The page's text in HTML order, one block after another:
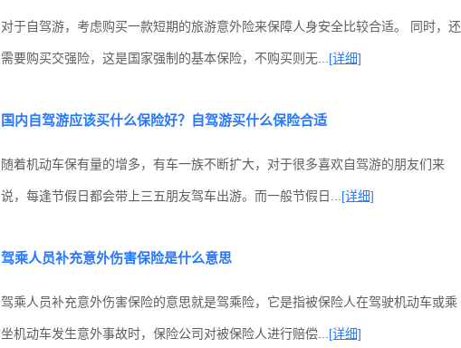
对于自驾游，考虑购买一款短期的旅游意外险来保障人身安全比较合适。 同时，还
需要购买交强险，这是国家强制的基本保险，不购买则无... [详细]
国内自驾游应该买什么保险好？自驾游买什么保险合适
随着机动车保有量的增多，有车一族不断扩大，对于很多喜欢自驾游的朋友们来
说，每逢节假日都会带上三五朋友驾车出游。而一般节假日... [详细]
驾乘人员补充意外伤害保险是什么意思
驾乘人员补充意外伤害保险的意思就是驾乘险，它是指被保险人在驾驶机动车或乘
坐机动车发生意外事故时，保险公司对被保险人进行赔偿... [详细]